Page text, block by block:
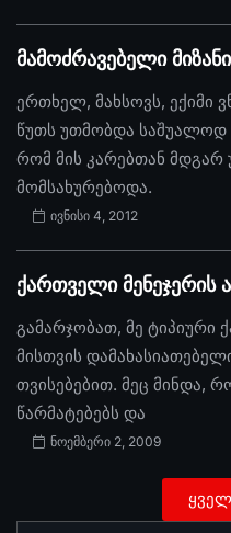
მამოძრავებელი მიზანი
ერთხელ, მახსოვს, ექიმი
წუთს უთმობდა საშუალოდ
რომ მის კარებთან
მომსახურებოდა.
ივნისი 4, 2012
ქართველი მენეჯერის
გამარჯობათ, მე ტიპიური
მისთვის
თვისებებით. მეც მინდა,
წარმატებებს და
ნოემბერი 2, 2009